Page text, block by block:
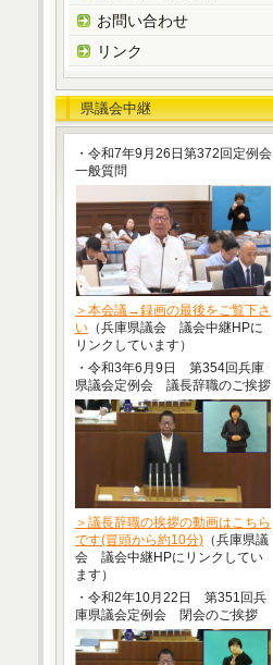
お問い合わせ
リンク
県議会中継
・令和7年9月26日第372回定例会
一般質問
＞本会議→録画の最後をご覧下さ
い （兵庫県議会 議会中継HPに
リンクしています）
・令和3年6月9日 第354回兵庫
県議会定例会 議長辞職のご挨拶
＞議長辞職の挨拶の動画はこちら
です(冒頭から約10分) （兵庫県議
会 議会中継HPにリンクしてい
ます）
・令和2年10月22日 第351回兵
庫県議会定例会 閉会のご挨拶